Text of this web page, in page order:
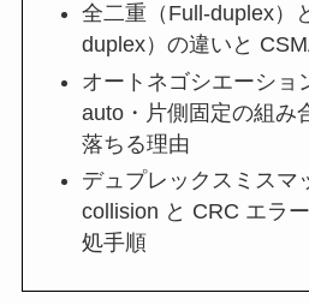
全二重（Full-duplex）
duplex）の違いと
オートネゴシエーショ
auto・片側固定の組み
落ちる理由
デュプレックスミスマ
collision と CRC エラ
処手順